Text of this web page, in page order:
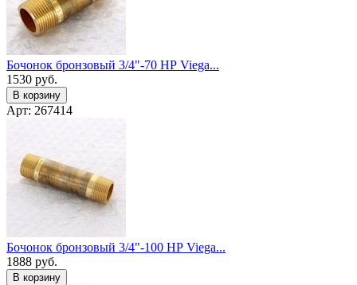
Бочонок бронзовый 3/4"-70 НР Viega...
1530 руб.
В корзину
Арт: 267414
Бочонок бронзовый 3/4"-100 НР Viega...
1888 руб.
В корзину